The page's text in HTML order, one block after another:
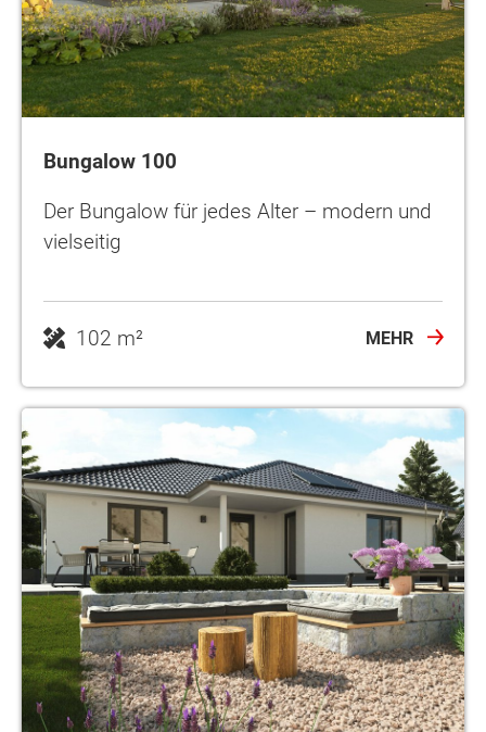
Bungalow 100
Der Bungalow für jedes Alter – modern und
vielseitig
102 m² MEHR